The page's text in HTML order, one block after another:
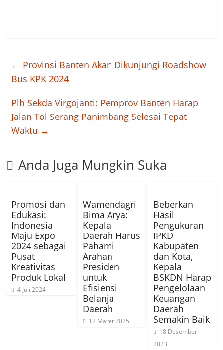
← Provinsi Banten Akan Dikunjungi Roadshow
Bus KPK 2024
Plh Sekda Virgojanti: Pemprov Banten Harap
Jalan Tol Serang Panimbang Selesai Tepat
Waktu →
Anda Juga Mungkin Suka
Promosi dan
Edukasi:
Indonesia
Maju Expo
2024 sebagai
Pusat
Kreativitas
Produk Lokal
4 Juli 2024
Wamendagri
Bima Arya:
Kepala
Daerah Harus
Pahami
Arahan
Presiden
untuk
Efisiensi
Belanja
Daerah
12 Maret 2025
Beberkan
Hasil
Pengukuran
IPKD
Kabupaten
dan Kota,
Kepala
BSKDN Harap
Pengelolaan
Keuangan
Daerah
Semakin Baik
18 Desember
2023